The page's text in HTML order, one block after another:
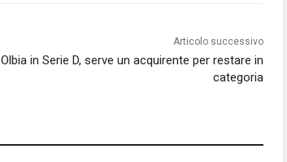
Articolo successivo
Olbia in Serie D, serve un acquirente per restare in
categoria